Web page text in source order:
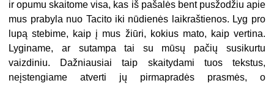
ir opumu skaitome visa, kas iš pašalės bent pusžodžiu apie
mus prabyla nuo Ta­cito iki nūdienės laikraštienos. Lyg pro
lupą stebime, kaip į mus žiūri, ko­kius mato, kaip vertina.
Lyginame, ar sutampa tai su mūsų pačių susikurtu
vaizdiniu. Dažniausiai taip skaitydami tuos tekstus,
neįstengiame atverti jų pirmapradės prasmės, o